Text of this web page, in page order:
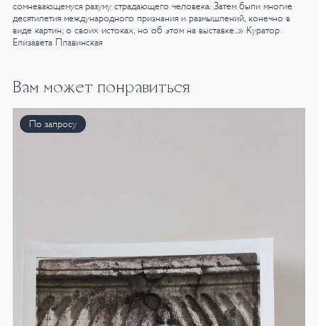
сомневающемуся разуму страдающего человека. Затем были многие
десятилетия международного признания и размышлений, конечно в
виде картин, о своих истоках, но об этом на выставке...» Куратор
Елизавета Плавинская
Вам может понравиться
По запросу